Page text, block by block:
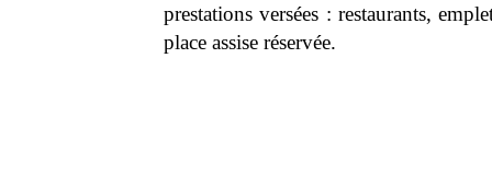
prestations versées : restaurants,
place assise réservée.